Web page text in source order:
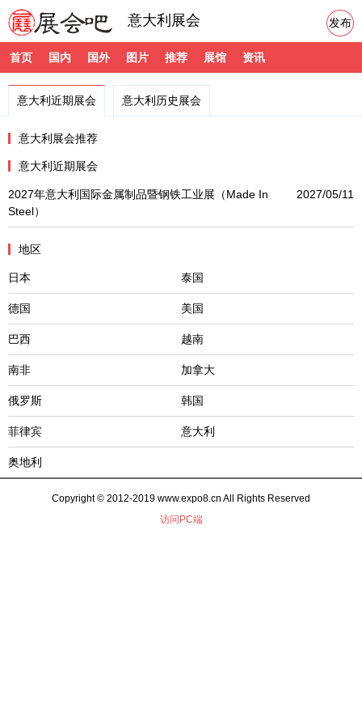
意大利展会
首页 国内 国外 图片 推荐 展馆 资讯
发布
意大利近期展会 意大利历史展会
意大利展会推荐
意大利近期展会
2027/05/11
2027年意大利国际金属制品暨钢铁工业展（Made In
Steel）
地区
日本 泰国
德国 美国
巴西 越南
南非 加拿大
俄罗斯 韩国
菲律宾 意大利
奥地利
Copyright © 2012-2019 www.expo8.cn All Rights Reserved
访问PC端